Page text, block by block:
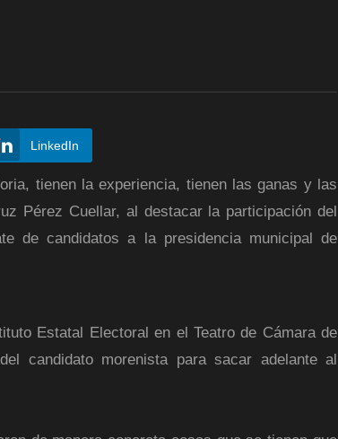
LinkedIn
tienen la experiencia, tienen las ganas y las
Pérez Cuellar, al destacar la participación del
de candidatos a la presidencia municipal de
Estatal Electoral en el Teatro de Cámara de
candidato morenista para sacar adelante al